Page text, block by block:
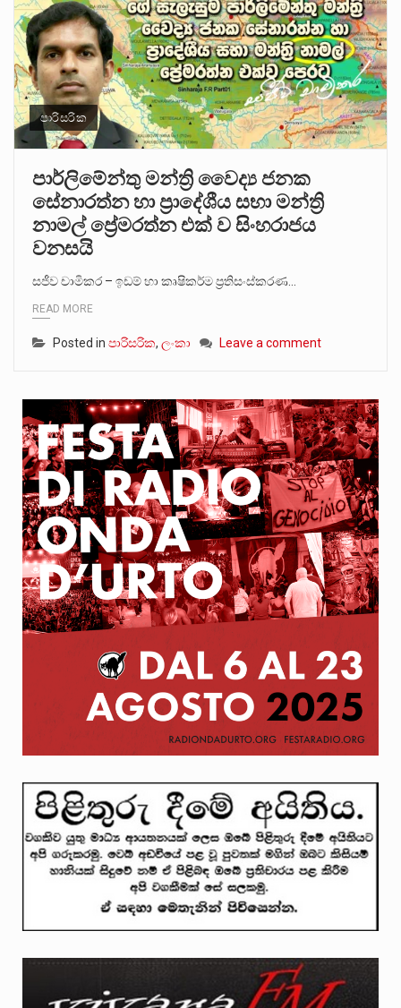
පාරිසරික
පාර්ලිමේන්තු මන්ත්‍රි වෛද්‍ය ජනක
සේනාරත්න හා ප්‍රාදේශීය සභා මන්ත්‍රි
නාමල් ප්‍රේමරත්න එක් ව සිංහරාජය
වනසයි
සජීව චාමිකර – ඉඩම් හා කෘෂිකර්ම ප්‍රතිසංස්කරණ…
READ MORE
Posted in පාරිසරික, ලංකා Leave a comment